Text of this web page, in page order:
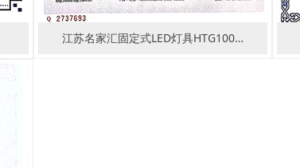
江苏名家汇固定式LED灯具HTG100…